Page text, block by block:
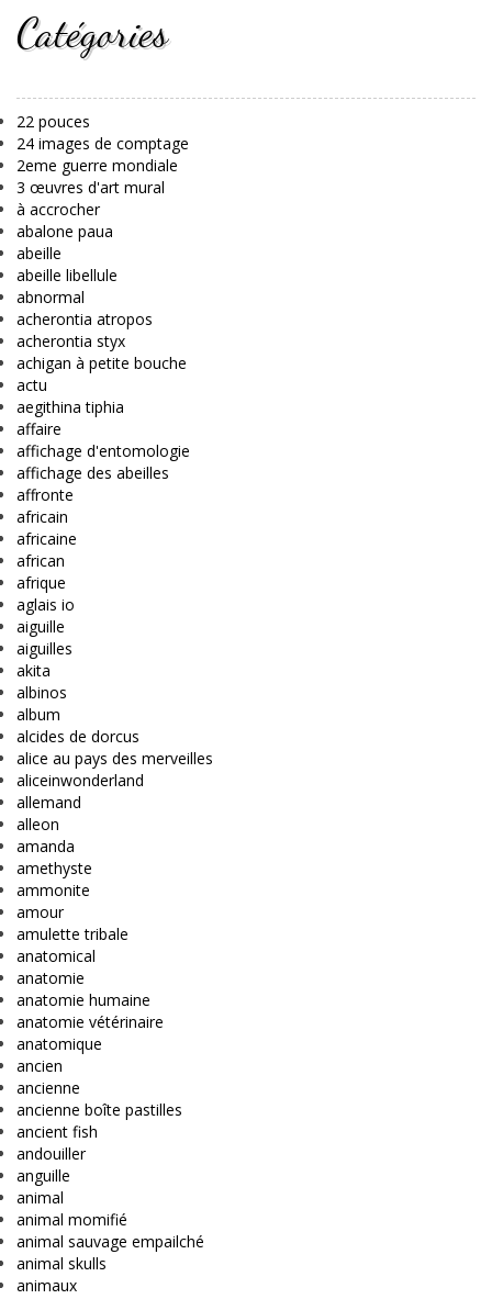
Catégories
22 pouces
24 images de comptage
2eme guerre mondiale
3 œuvres d'art mural
à accrocher
abalone paua
abeille
abeille libellule
abnormal
acherontia atropos
acherontia styx
achigan à petite bouche
actu
aegithina tiphia
affaire
affichage d'entomologie
affichage des abeilles
affronte
africain
africaine
african
afrique
aglais io
aiguille
aiguilles
akita
albinos
album
alcides de dorcus
alice au pays des merveilles
aliceinwonderland
allemand
alleon
amanda
amethyste
ammonite
amour
amulette tribale
anatomical
anatomie
anatomie humaine
anatomie vétérinaire
anatomique
ancien
ancienne
ancienne boîte pastilles
ancient fish
andouiller
anguille
animal
animal momifié
animal sauvage empailché
animal skulls
animaux